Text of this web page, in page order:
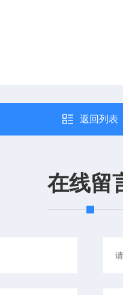
返回列表
在线留